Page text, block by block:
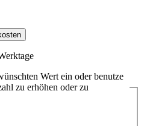
Wert ein oder benutze
zu erhöhen oder zu